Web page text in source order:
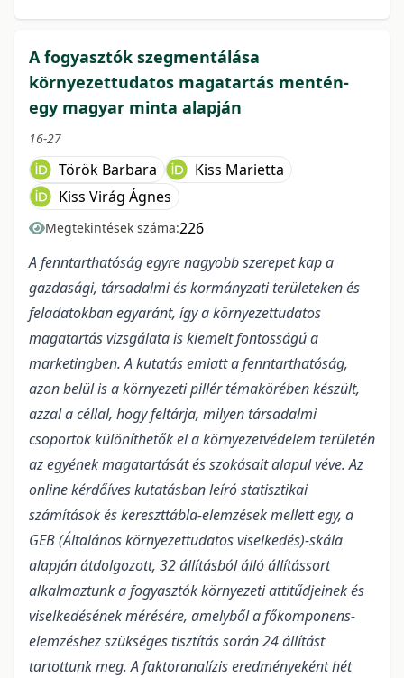
A fogyasztók szegmentálása
környezettudatos magatartás mentén-
egy magyar minta alapján
16-27
Török Barbara
Kiss Marietta
Kiss Virág Ágnes
Megtekintések száma:226
A fenntarthatóság egyre nagyobb szerepet kap a
gazdasági, társadalmi és kormányzati területeken és
feladatokban egyaránt, így a környezettudatos
magatartás vizsgálata is kiemelt fontosságú a
marketingben. A kutatás emiatt a fenntarthatóság,
azon belül is a környezeti pillér témakörében készült,
azzal a céllal, hogy feltárja, milyen társadalmi
csoportok különíthetők el a környezetvédelem területén
az egyének magatartását és szokásait alapul véve. Az
online kérdőíves kutatásban leíró statisztikai
számítások és kereszttábla-elemzések mellett egy, a
GEB (Általános környezettudatos viselkedés)-skála
alapján átdolgozott, 32 állításból álló állítássort
alkalmaztunk a fogyasztók környezeti attitűdjeinek és
viselkedésének mérésére, amelyből a főkomponens-
elemzéshez szükséges tisztítás során 24 állítást
tartottunk meg. A faktoranalízis eredményeként hét